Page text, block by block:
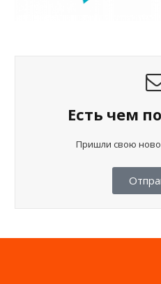
Есть чем
Пришли свою